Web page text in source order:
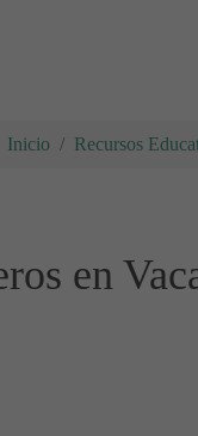
Inicio Recursos
en